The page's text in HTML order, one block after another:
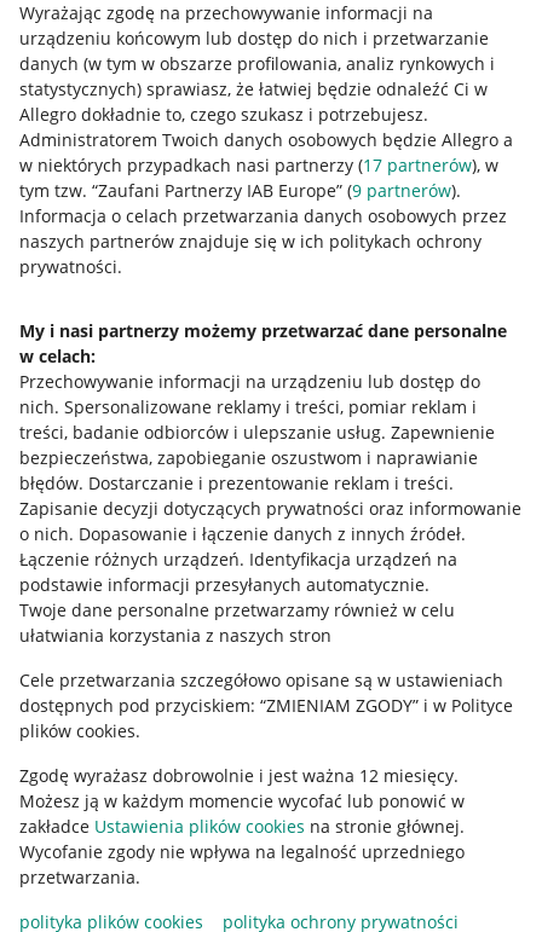
Wyrażając zgodę na przechowywanie informacji na
urządzeniu końcowym lub dostęp do nich i przetwarzanie
danych (w tym w obszarze profilowania, analiz rynkowych i
statystycznych) sprawiasz, że łatwiej będzie odnaleźć Ci w
Allegro dokładnie to, czego szukasz i potrzebujesz.
Administratorem Twoich danych osobowych będzie Allegro a
w niektórych przypadkach nasi partnerzy (17 partnerów), w
tym tzw. “Zaufani Partnerzy IAB Europe” (9 partnerów).
Informacja o celach przetwarzania danych osobowych przez
naszych partnerów znajduje się w ich politykach ochrony
prywatności.
My i nasi partnerzy możemy przetwarzać dane personalne
w celach:
Przechowywanie informacji na urządzeniu lub dostęp do
nich. Spersonalizowane reklamy i treści, pomiar reklam i
treści, badanie odbiorców i ulepszanie usług. Zapewnienie
bezpieczeństwa, zapobieganie oszustwom i naprawianie
błędów. Dostarczanie i prezentowanie reklam i treści.
Zapisanie decyzji dotyczących prywatności oraz informowanie
o nich. Dopasowanie i łączenie danych z innych źródeł.
Łączenie różnych urządzeń. Identyfikacja urządzeń na
podstawie informacji przesyłanych automatycznie.
Twoje dane personalne przetwarzamy również w celu
ułatwiania korzystania z naszych stron
Cele przetwarzania szczegółowo opisane są w ustawieniach
dostępnych pod przyciskiem: “ZMIENIAM ZGODY” i w Polityce
plików cookies.
Zgodę wyrażasz dobrowolnie i jest ważna 12 miesięcy.
Możesz ją w każdym momencie wycofać lub ponowić w
zakładce Ustawienia plików cookies na stronie głównej.
Wycofanie zgody nie wpływa na legalność uprzedniego
przetwarzania.
polityka plików cookies
polityka ochrony prywatności
Przydatne informacje
Jak to działa
Allegro Gadane dla sprzedających
Allegro Gadane dla kupujących
Mapa miejscowości
Informacje prawne
Regulamin
Polityka plików "cookies"
Ustawienia plików "cookies"
Udostępnianie lokalizacji
Informacje dla Aktu o Usługach Cyfrowych
Pobierz aplikację